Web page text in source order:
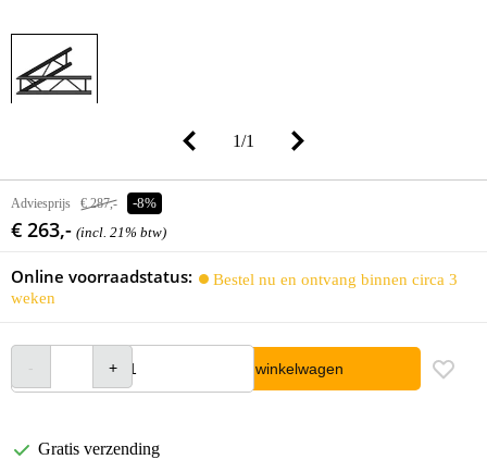
1/1
Adviesprijs € 287,- -8%
€ 263,- (incl. 21% btw)
Online voorraadstatus:
Bestel nu en ontvang binnen circa 3
weken
In winkelwagen
Gratis verzending